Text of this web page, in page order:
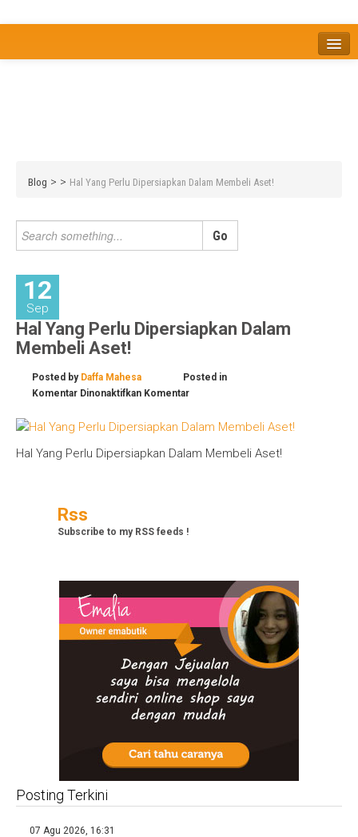
Blog > > Hal Yang Perlu Dipersiapkan Dalam Membeli Aset!
12
Sep
Hal Yang Perlu Dipersiapkan Dalam
Membeli Aset!
Posted by Daffa Mahesa
Posted in
Komentar Dinonaktifkanpada
Yang
Dipersiapkan
Komentar
Hal Yang Perlu Dipersiapkan Dalam Membeli Aset!
Rss
Subscribe to my RSS feeds !
Posting Terkini
07 Agu 2026, 16:31